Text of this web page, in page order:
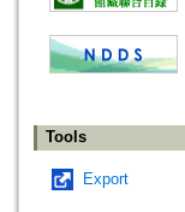
Tools
Export